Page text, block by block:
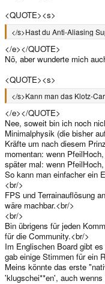
<QUOTE><s>
</s>Hast du Anti-Aliasing
</e></QUOTE>
Nö, aber wunderte mich
<QUOTE><s>
</s>Kann man das Klotz-
</e></QUOTE>
Nee, soweit bin ich noch
Minimalphysik (die bisher
Kräfte um nach diesem
momentan: wenn
später mal: wenn
So kann man einfacher ein
<br/>
FPS und Terrainauflösung
wäre machbar.<br/>
<br/>
Bin übrigens für jeden
für die Community.<br/>
Im Englischen Board gibt
gab einige Stimmen für ein
Meins könnte das erste
'klugschei**en', auch